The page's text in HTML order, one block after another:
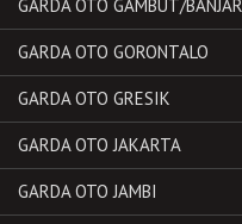
GARDA OTO GAMBUT/BANJAR
GARDA OTO GORONTALO
GARDA OTO GRESIK
GARDA OTO JAKARTA
GARDA OTO JAMBI